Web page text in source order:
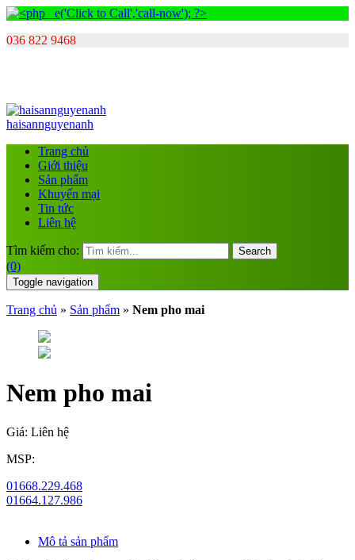
036 822 9468
haisannguyenanh
Trang chủ
Giới thiệu
Sản phẩm
Khuyến mại
Tin tức
Liên hệ
Tìm kiếm cho: Search
(0)
Toggle navigation
Trang chủ » Sản phẩm » Nem pho mai
Nem pho mai
Giá: Liên hệ
MSP:
01668.229.468
01664.127.986
Mô tả sản phẩm